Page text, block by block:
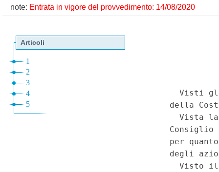
note: Entrata in vigore del provvedimento: 14/08/2020